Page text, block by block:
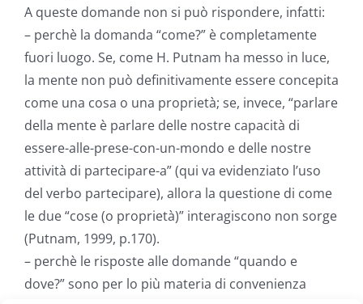
A queste domande non si può rispondere, infatti:
– perchè la domanda “come?” è completamente
fuori luogo. Se, come H. Putnam ha messo in luce,
la mente non può definitivamente essere concepita
come una cosa o una proprietà; se, invece, “parlare
della mente è parlare delle nostre capacità di
essere-alle-prese-con-un-mondo e delle nostre
attività di partecipare-a” (qui va evidenziato l’uso
del verbo partecipare), allora la questione di come
le due “cose (o proprietà)” interagiscono non sorge
(Putnam, 1999, p.170).
– perchè le risposte alle domande “quando e
dove?” sono per lo più materia di convenienza